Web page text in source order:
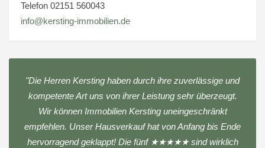
Telefon 02151 560043
info@kersting-immobilien.de
"Die Herren Kersting haben durch ihre zuverlässige und
kompetente Art uns von ihrer Leistung sehr überzeugt.
Wir können Immobilien Kersting uneingeschränkt
empfehlen. Unser Hausverkauf hat von Anfang bis Ende
hervorragend geklappt! Die fünf ★★★★★ sind wirklich